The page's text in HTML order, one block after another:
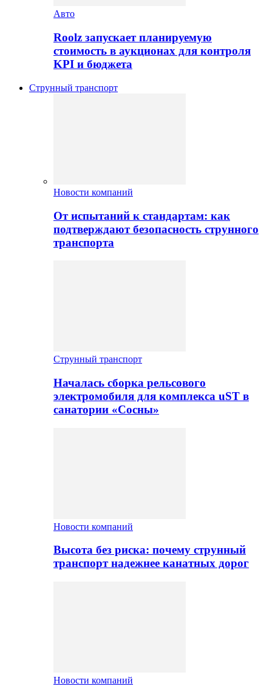
Авто
Roolz запускает планируемую
стоимость в аукционах для контроля
KPI и бюджета
Струнный транспорт
Новости компаний
От испытаний к стандартам: как
подтверждают безопасность струнного
транспорта
Струнный транспорт
Началась сборка рельсового
электромобиля для комплекса uST в
санатории «Сосны»
Новости компаний
Высота без риска: почему струнный
транспорт надежнее канатных дорог
Новости компаний